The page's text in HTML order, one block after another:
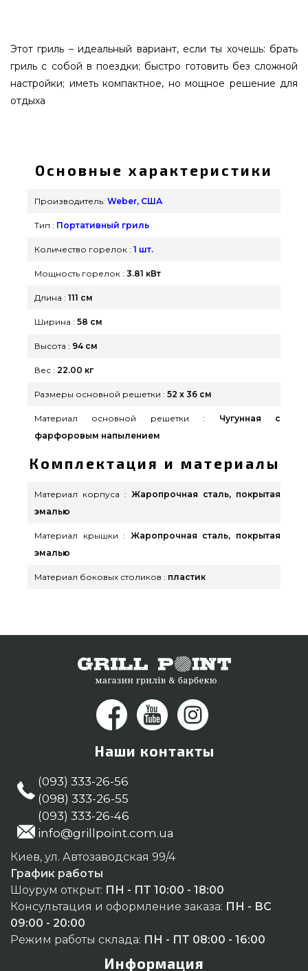
Этот гриль – идеальный вариант, если ты хочешь: брать
гриль с собой в поездки; быстро готовить без сложной
настройки; иметь компактное, но мощное решение для
отдыха
бренда Weber, США по оправданной цене всего
43 599 грн. в интернет каталоге грилей и
барбекью grillpoint.com.ua Самые лучшие
каталоге Гриль Поинт. Позвоните прямо сейчас
нашим менеджерам по телефонному номеру
Чернигов
Основные характеристики
Производитель: Weber, США
Тип : Портативный гриль
Количество горелок : 1 шт.
Мощность горелок : 3.81 кВт
Длина : 111 см
Ширина : 58 см
Высота : 94 см
Вес : 22.00 кг
Размеры основной решетки : 52 x 36 см
Материал основной решетки :
Чугунная с
фарфоровым напылением
Комплектация и материалы
Материал корпуса : Жаропрочная сталь, покрытая
эмалью
Материал крышки : Жаропрочная сталь, покрытая
эмалью
Материал боковых столиков : пластик
Наши контакты
(093) 333-26-56
(098) 333-26-55
(093) 333-26-46
info@grillpoint.com.ua
Киев, ул. Автозаводская 99/4
График работы
Шоурум открыт: ПН - ПТ 10:00 - 18:00
Консультация и оформление заказа: ПН - ВС
09:00 - 20:00
Режим работы склада: ПН - ПТ 08:00 - 16:00
Информация